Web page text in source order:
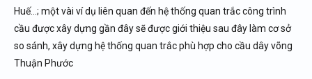
Huế…; một vài ví dụ liên quan đến hệ thống quan trắc công trình
cầu được xây dựng gần đây sẽ được giới thiệu sau đây làm cơ sở
so sánh, xây dựng hệ thống quan trắc phù hợp cho cầu dây võng
Thuận Phước